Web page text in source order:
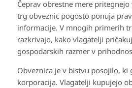
Čeprav obrestne mere
trg obveznic pogosto ponuja
informacije. V mnogih primerih
razkrivajo, kako vlagatelji
gospodarskih razmer v
Obveznica je v bistvu posojilo, ki
korporacija. Vlagatelji kupujejo